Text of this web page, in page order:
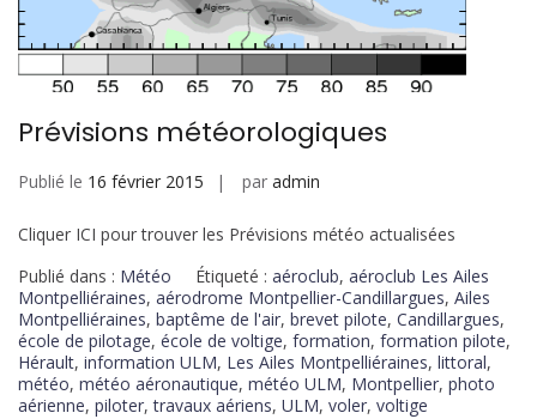
Prévisions météorologiques
Publié le 16 février 2015 par admin
Cliquer ICI pour trouver les Prévisions météo actualisées
Publié dans : Météo Étiqueté : aéroclub, aéroclub Les Ailes
Montpelliéraines, aérodrome Montpellier-Candillargues, Ailes
Montpelliéraines, baptême de l'air, brevet pilote, Candillargues,
école de pilotage, école de voltige, formation, formation pilote,
Hérault, information ULM, Les Ailes Montpelliéraines, littoral,
météo, météo aéronautique, météo ULM, Montpellier, photo
aérienne, piloter,travaux aériens, ULM, voler, voltige